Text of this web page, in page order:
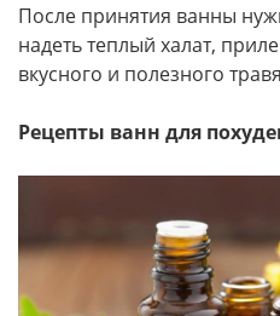
После принятия ванны
надеть теплый халат,
вкусного и полезного
Рецепты ванн для